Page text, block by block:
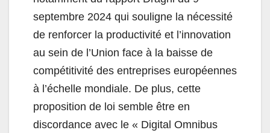
septembre 2024 qui souligne la nécessité
de renforcer la productivité et l’innovation
au sein de l’Union face à la baisse de
compétitivité des entreprises européennes
à l’échelle mondiale. De plus, cette
proposition de loi semble être en
discordance avec le « Digital Omnibus